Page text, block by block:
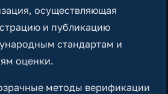
осуществляющая
и публикацию
стандартам и
оценки.
методы верификации